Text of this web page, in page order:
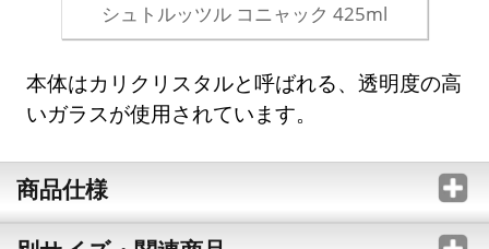
シュトルッツル コニャック 425ml
本体はカリクリスタルと呼ばれる、透明度の高
いガラスが使用されています。
商品仕様